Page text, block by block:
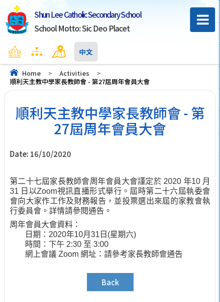
Shun Lee Catholic Secondary School
School Motto: Sic Deo Placet
Home Sitemap Contact Us
中文
Home > Activities
>
順利天主教中學家長教師會 - 第27屆周年會員大會
順利天主教中學家長教師會 - 第
27屆周年會員大會
Date: 16/10/2020
第二十七屆家長教師會周年會員大會謹定於 2020 年10 月
31 日以Zoom視訊直播形式舉行。 屆時第二十六屆執委會
會向大家作工作及財務報告 ，並投票選出來屆的家教會執
行委員會。 詳情請參閱通告。
周年會員大會資料：
日期： 2020年10月 31 日 (星期六)
時間： 下午 2:30 至 3:00
網上會議 Zoom 網址：請參考家長教師會通告
Back